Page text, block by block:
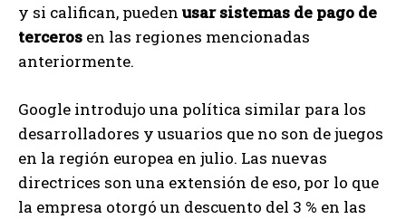
y si califican, pueden usar sistemas de pago de
terceros en las regiones mencionadas
anteriormente.
Google introdujo una política similar para los
desarrolladores y usuarios que no son de juegos
en la región europea en julio. Las nuevas
directrices son una extensión de eso, por lo que
la empresa otorgó un descuento del 3 % en las